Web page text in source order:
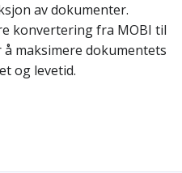
av dokumenter.
konvertering fra MOBI til
maksimere dokumentets
og levetid.